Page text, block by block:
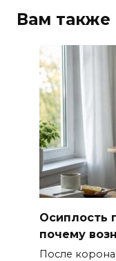
Вам также
Осиплость
почему
После